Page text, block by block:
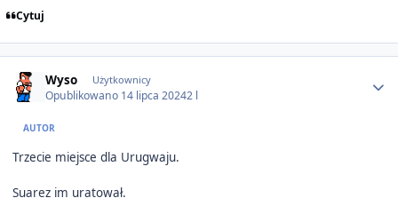
Cytuj
Wyso Użytkownicy
Opublikowano 14 lipca 20242 l
AUTOR
Trzecie miejsce dla Urugwaju.
Suarez im uratował.